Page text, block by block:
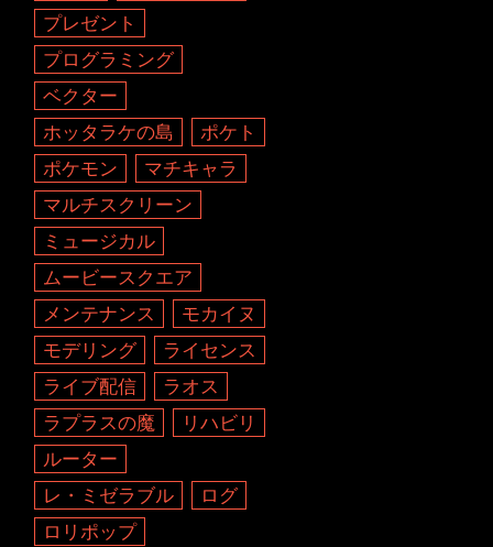
プレゼント
プログラミング
ベクター
ホッタラケの島
ポケト
ポケモン
マチキャラ
マルチスクリーン
ミュージカル
ムービースクエア
メンテナンス
モカイヌ
モデリング
ライセンス
ライブ配信
ラオス
ラプラスの魔
リハビリ
ルーター
レ・ミゼラブル
ログ
ロリポップ